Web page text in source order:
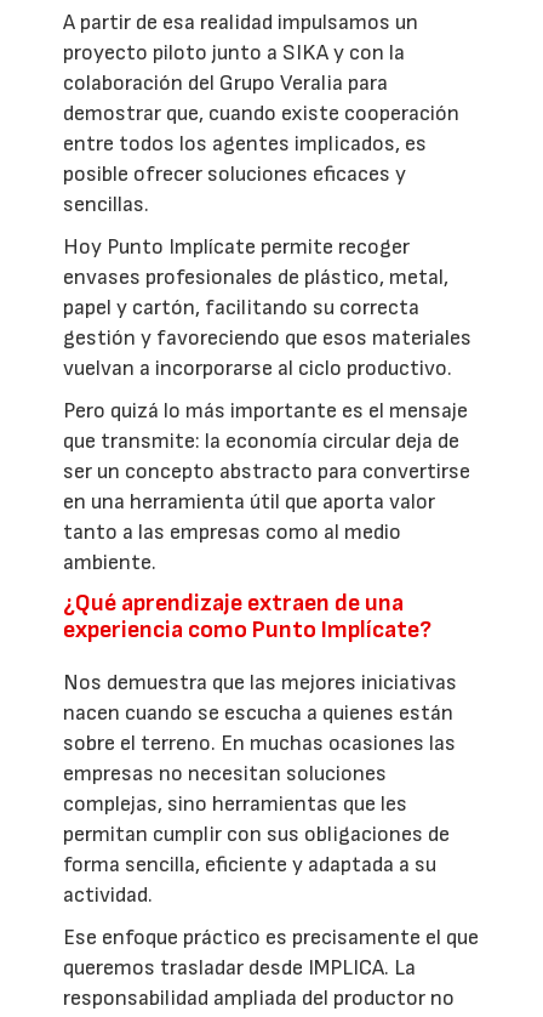
A partir de esa realidad impulsamos un
proyecto piloto junto a SIKA y con la
colaboración del Grupo Veralia para
demostrar que, cuando existe cooperación
entre todos los agentes implicados, es
posible ofrecer soluciones eficaces y
sencillas.
Hoy Punto Implícate permite recoger
envases profesionales de plástico, metal,
papel y cartón, facilitando su correcta
gestión y favoreciendo que esos materiales
vuelvan a incorporarse al ciclo productivo.
Pero quizá lo más importante es el mensaje
que transmite: la economía circular deja de
ser un concepto abstracto para convertirse
en una herramienta útil que aporta valor
tanto a las empresas como al medio
ambiente.
¿Qué aprendizaje extraen de una
experiencia como Punto Implícate?
Nos demuestra que las mejores iniciativas
nacen cuando se escucha a quienes están
sobre el terreno. En muchas ocasiones las
empresas no necesitan soluciones
complejas, sino herramientas que les
permitan cumplir con sus obligaciones de
forma sencilla, eficiente y adaptada a su
actividad.
Ese enfoque práctico es precisamente el que
queremos trasladar desde IMPLICA. La
responsabilidad ampliada del productor no